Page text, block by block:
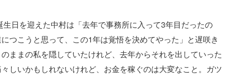
日を迎えた中村は「去年で事務所に入って3年目だったの
つこうと思って、この1年は覚悟を決めてやった」と遅咲き
ままの私を隠していたけれど、去年からそれを出していった
しいかもしれないけれど、お金を稼ぐのは大変なこと。ガツ